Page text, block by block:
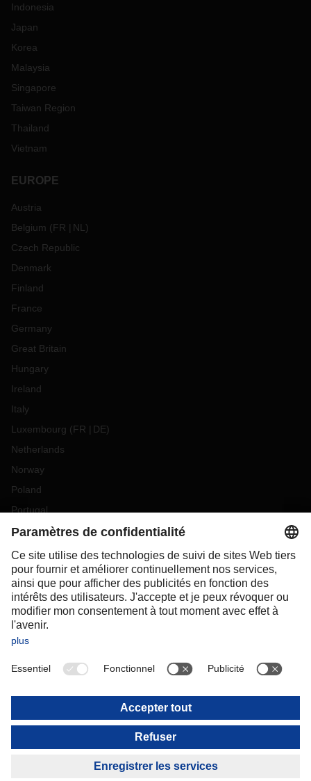
Indonesia
Japan
Korea
Malaysia
Singapore
Taiwan Region
Thailand
Vietnam
EUROPE
Austria
Belgium (FR NL )
Czech Republic
Denmark
Finland
France
Germany
Great Britain
Hungary
Ireland
Italy
Luxembourg (FR DE)
Netherlands
Norway
Poland
Portugal
Romania
Slovakia
Spain
Sweden
Switzerland(DE FR)
Turkey
OCEANIA